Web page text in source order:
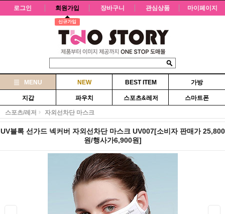
로그인 회원가입
신규가입
장바구니 관심상품 마이페이지
MENU NEW BEST ITEM 가방
지갑 파우치 스포츠&레저 스마트폰
스포츠/레저 자외선차단 마스크
UV블록 선가드 넥커버 자외선차단 마스크 UV007[소비자 판매가 25,800
원/행사가6,900원]